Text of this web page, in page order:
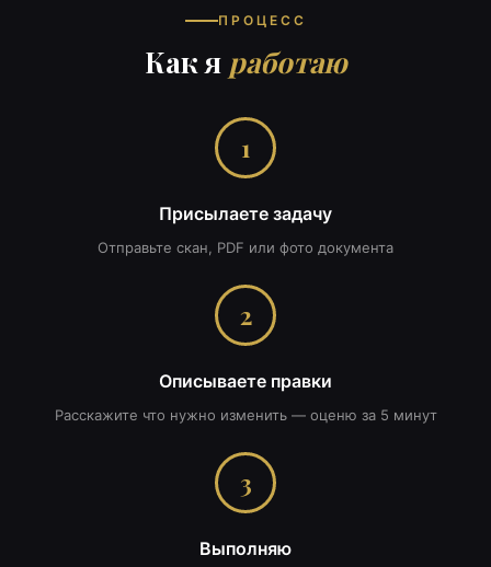
ПРОЦЕСС
Как я работаю
1
Присылаете задачу
Отправьте скан, PDF или фото документа
2
Описываете правки
Расскажите что нужно изменить — оценю за 5 минут
3
Выполняю